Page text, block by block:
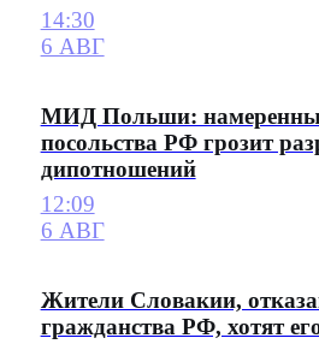
14:30
6 АВГ
МИД Польши:
посольства РФ грозит
дипотношений
12:09
6 АВГ
Жители Словакии,
гражданства РФ, хотят